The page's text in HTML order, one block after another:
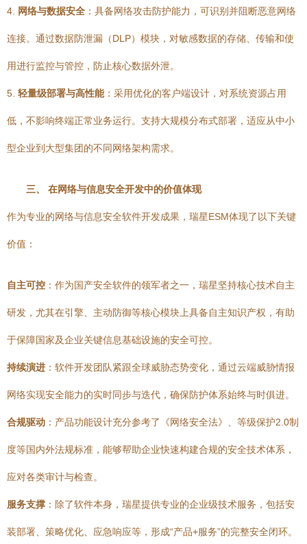
4. 网络与数据安全 ：具备网络攻击防护能力，可识别并阻断恶意网络
连接。通过数据防泄漏（DLP）模块，对敏感数据的存储、传输和使
用进行监控与管控，防止核心数据外泄。
5. 轻量级部署与高性能：采用优化的客户端设计，对系统资源占用
低，不影响终端正常业务运行。支持大规模分布式部署，适应从中小
型企业到大型集团的不同网络架构需求。
三、 在网络与信息安全开发中的价值体现
作为专业的网络与信息安全软件开发成果，瑞星ESM体现了以下关键
价值：
自主可控 ：作为国产安全软件的领军者之一，瑞星坚持核心技术自主
研发，尤其在引擎、主动防御等核心模块上具备自主知识产权，有助
于保障国家及企业关键信息基础设施的安全可控。
持续演进 ：软件开发团队紧跟全球威胁态势变化，通过云端威胁情报
网络实现安全能力的实时同步与迭代，确保防护体系始终与时俱进。
合规驱动 ：产品功能设计充分参考了《网络安全法》、等级保护2.0制
度等国内外法规标准，能够帮助企业快速构建合规的安全技术体系，
应对各类审计与检查。
服务支撑 ：除了软件本身，瑞星提供专业的企业级技术服务，包括安
装部署、策略优化、应急响应等，形成“产品+服务”的完整安全闭环。